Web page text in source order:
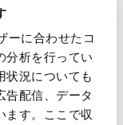
ーに合わせたコ
分析を行ってい
状況についても
告配信、データ
ます。ここで収
あがると思